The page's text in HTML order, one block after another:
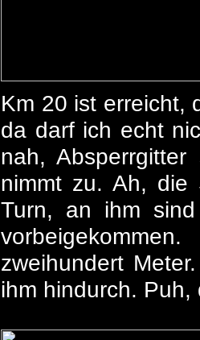
Km 20 ist erreicht,
da darf ich echt
nah,
nimmt zu. Ah,
Turn, an ihm
zweihundert
ihm hindurch.